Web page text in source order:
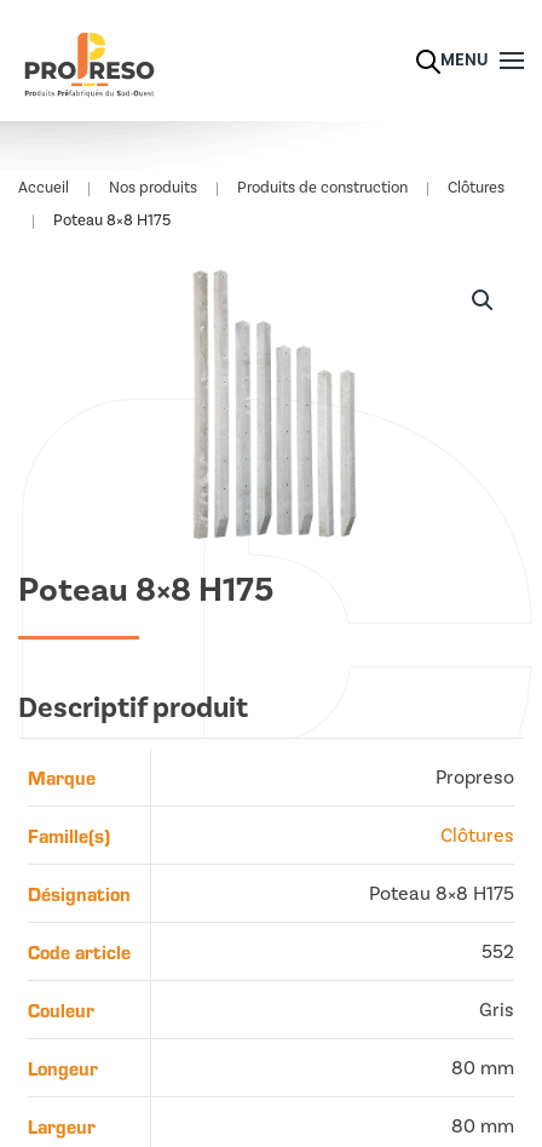
Skip to main content MENU
Accueil Nos produits Produits de construction
Clôtures
Poteau 8×8 H175
Poteau 8×8 H175
Descriptif produit
Marque Propreso
Famille(s) Clôtures
Désignation Poteau 8×8 H175
Code article 552
Couleur Gris
Longeur 80 mm
Largeur 80 mm